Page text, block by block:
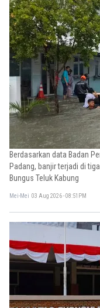
Berdasarkan data Badan
Padang, banjir terjadi di
Bungus Teluk Kabung
Mei-Mei 03 Aug 2026 - 08:51PM